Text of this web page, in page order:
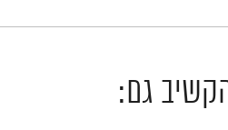
גם: